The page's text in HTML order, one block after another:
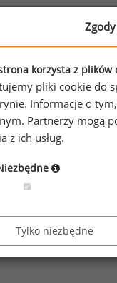
z pracy i
demo
2026
Zgody
korzysta z plików
pliki cookie do
Informacje o
Partnerzy mogą
z ich usług.
Tylko niezbędne